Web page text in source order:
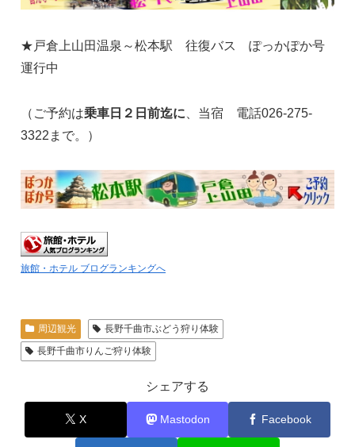
★戸倉上山田温泉～松本駅 往復バス ぽっかぽか号
運行中
（ご予約は乗車日２日前迄に 、当宿 電話026-275-
3322まで。）
旅館・ホテル ブログランキングへ
周辺観光
長野千曲市ぶどう狩り体験
長野千曲市りんご狩り体験
シェアする
X Mastodon Facebook